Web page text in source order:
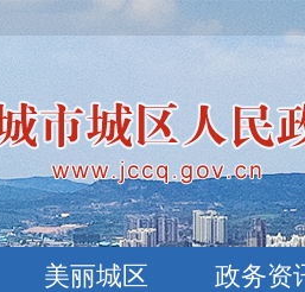
美丽城区 政务资